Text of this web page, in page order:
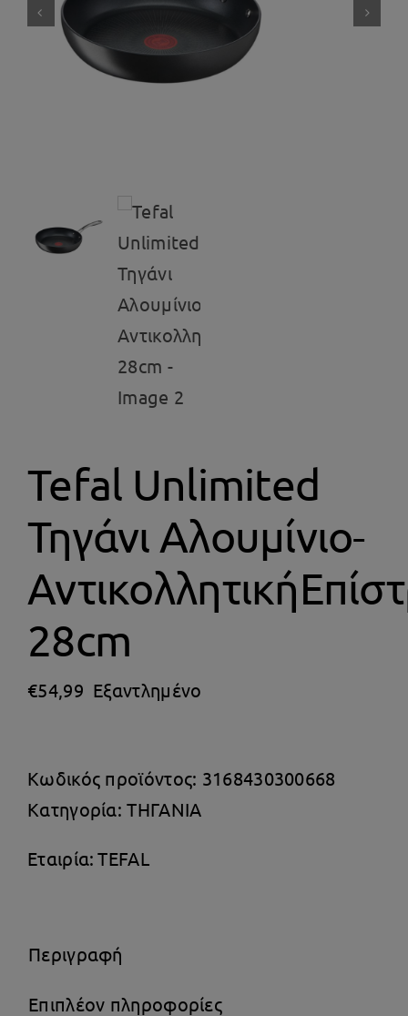
Αφύγρανση
Εικόνα – Ήχος
Συσκευές Καθαρισμού
Προσωπική Φροντίδα
Tefal Unlimited
Τηγάνι Αλουμίνιο-
28cm
€54,99 Εξαντλημένο
Κωδικός προϊόντος: 3168430300668
Κατηγορία:ΤΗΓΑΝΙΑ
Εταιρία: TEFAL
Περιγραφή
Επιπλέον πληροφορίες